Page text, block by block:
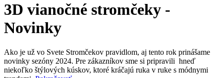
3D vianočné stromčeky -
Novinky
Ako je už vo Svete Stromčekov pravidlom, aj tento rok prinášame
novinky sezóny 2024. Pre zákazníkov sme si pripravili hneď
niekoľko štýlových kúskov, ktoré kráčajú ruka v ruke s módnymi